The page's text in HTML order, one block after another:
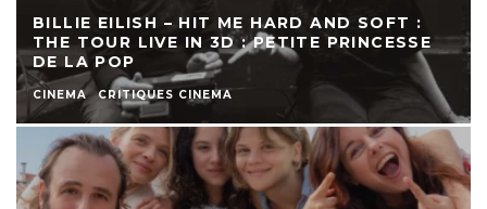
BILLIE EILISH – HIT ME HARD AND SOFT :
THE TOUR LIVE IN 3D : PETITE PRINCESSE
DE LA POP
CINEMA CRITIQUES CINEMA